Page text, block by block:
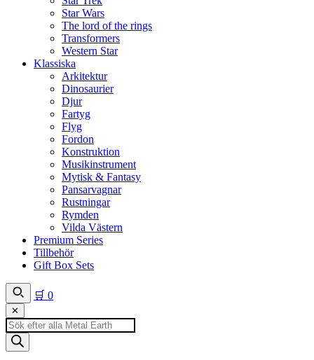
Star Wars
The lord of the rings
Transformers
Western Star
Klassiska
Arkitektur
Dinosaurier
Djur
Fartyg
Flyg
Fordon
Konstruktion
Musikinstrument
Mytisk & Fantasy
Pansarvagnar
Rustningar
Rymden
Vilda Västern
Premium Series
Tillbehör
Gift Box Sets
🛒 0
✕
Produktsökning